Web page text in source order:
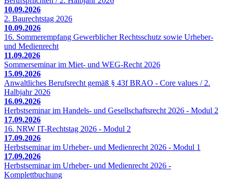
10.09.2026
2. Baurechtstag 2026
10.09.2026
16. Sommerempfang Gewerblicher Rechtsschutz sowie Urheber-
und Medienrecht
11.09.2026
Sommerseminar im Miet- und WEG-Recht 2026
15.09.2026
Anwaltliches Berufsrecht gemäß § 43f BRAO - Core values / 2.
Halbjahr 2026
16.09.2026
Herbstseminar im Handels- und Gesellschaftsrecht 2026 - Modul 2
17.09.2026
16. NRW IT-Rechtstag 2026 - Modul 2
17.09.2026
Herbstseminar im Urheber- und Medienrecht 2026 - Modul 1
17.09.2026
Herbstseminar im Urheber- und Medienrecht 2026 -
Komplettbuchung